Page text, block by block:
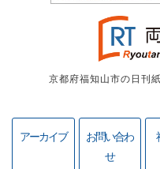
京都府福知山市の日刊
アーカイブ
お問い合わ
せ